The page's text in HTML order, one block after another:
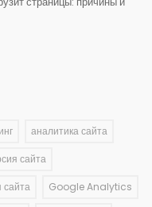
аналитика сайта
сайта
сайта Google Analytics